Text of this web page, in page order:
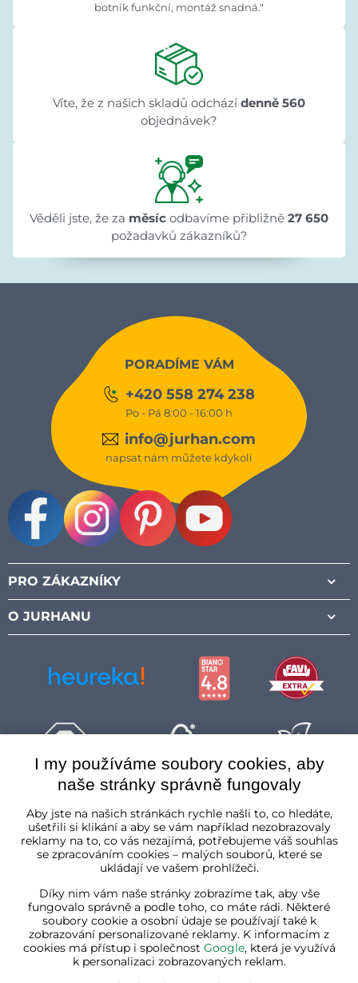
botník funkční, montáž snadná."
Víte, že z našich skladů odchází denně 560
objednávek?
Věděli jste, že za měsíc odbavíme přibližně 27 650
požadavků zákazníků?
PORADÍME VÁM
+420 558 274 238
Po - Pá 8:00 - 16:00 h
info@jurhan.com
napsat nám můžete kdykoli
PRO ZÁKAZNÍKY
O JURHANU
I my používáme soubory cookies, aby
naše stránky správně fungovaly
Aby jste na našich stránkách rychle našli to, co hledáte,
ušetřili si klikání a aby se vám například nezobrazovaly
reklamy na to, co vás nezajímá, potřebujeme váš souhlas
se zpracováním cookies – malých souborů, které se
ukládají ve vašem prohlížeči.
Díky nim vám naše stránky zobrazíme tak, aby vše
fungovalo správně a podle toho, co máte rádi. Některé
soubory cookie a osobní údaje se používají také k
zobrazování personalizované reklamy. K informacím z
cookies má přístup i společnost Google, která je využívá
k personalizaci zobrazovaných reklam.